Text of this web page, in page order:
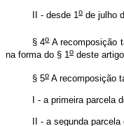
II - desde 1o de julho
§ 4oA recomposição
na forma do § 1o deste
§ 5o A recomposição
I - a primeira
II - a segunda